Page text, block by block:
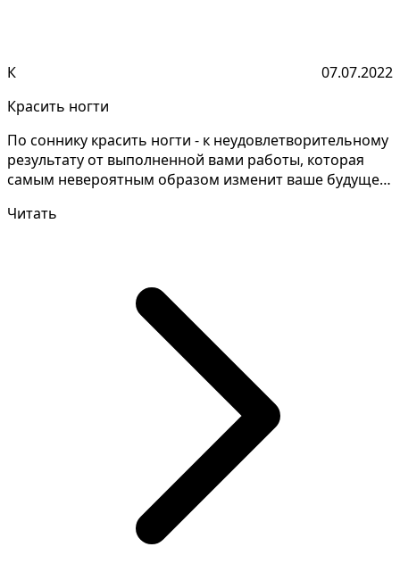
К
07.07.2022
Красить ногти
По соннику красить ногти - к неудовлетворительному
результату от выполненной вами работы, которая
самым невероятным образом изменит ваше будущее.
Читать